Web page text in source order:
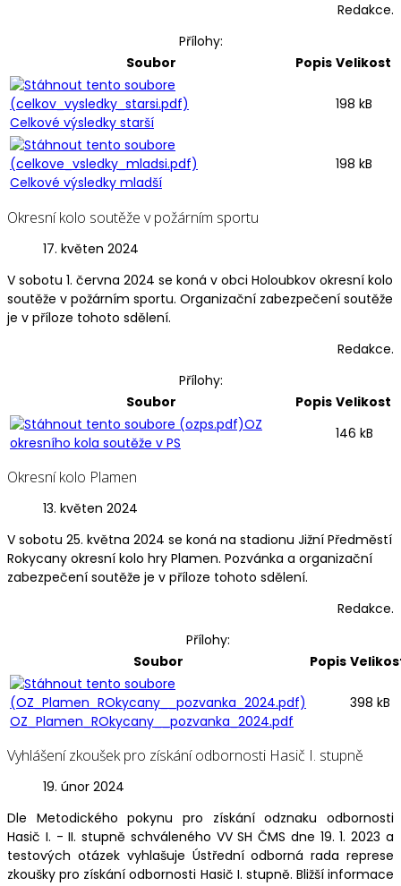
Redakce.
Přílohy:
Soubor
Popis Velikost
Celkové výsledky starší
198 kB
Celkové výsledky mladší
198 kB
Okresní kolo soutěže v požárním sportu
17. květen 2024
V sobotu 1. června 2024 se koná v obci Holoubkov okresní kolo
soutěže v požárním sportu. Organizační zabezpečení soutěže
je v příloze tohoto sdělení.
Redakce.
Přílohy:
Soubor
Popis Velikost
OZ
okresního kola soutěže v PS
146 kB
Okresní kolo Plamen
13. květen 2024
V sobotu 25. května 2024 se koná na stadionu Jižní Předměstí
Rokycany okresní kolo hry Plamen. Pozvánka a organizační
zabezpečení soutěže je v příloze tohoto sdělení.
Redakce.
Přílohy:
Soubor
Popis
OZ_Plamen_ROkycany__pozvanka_2024.pdf
398 kB
Vyhlášení zkoušek pro získání odbornosti Hasič I. stupně
19. únor 2024
Dle Metodického pokynu pro získání odznaku odbornosti
Hasič I. - II. stupně schváleného VV SH ČMS dne 19. 1. 2023 a
testových otázek vyhlašuje Ústřední odborná rada represe
zkoušky pro získání odbornosti Hasič I. stupně. Bližší informace